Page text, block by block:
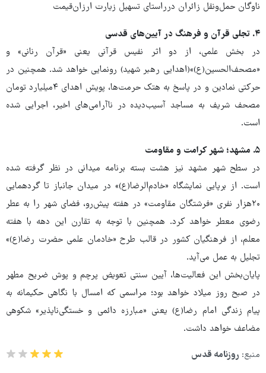
ناوگان حمل‌ونقل زائران درراستای تسهیل زیارت ارزان‌قیمت
۴. تجلی قرآن و فرهنگ در آیین‌های قدسی
در بخش علمی، از دو اثر نفیس قرآنی یعنی «قرآن رنانی» و
«مصحف‌الحسین(ع)»(اهدایی رهبر شهید) رونمایی خواهد شد. همچنین در
حرکتی نمادین و در پاسخ به هتک حرمت‌ها، پویش اهدای ۴میلیارد تومان
مصحف شریف به مساجد آسیب‌دیده در ناآرامی‌های اخیر، اجرایی شده
است.
۵. مشهد؛ شهر کرامت و مقاومت
در سطح شهر مشهد نیز هشت بسته برنامه‌ میدانی در نظر گرفته شده
است. از برپایی نمایشگاه «خادم‌الرضا(ع)» در میدان جانباز تا گردهمایی
۲۰هزار نفری «فرشتگان مقاومت» در هفته پیش‌رو، فضای شهر را به عطر
رضوی معطر خواهد کرد. همچنین با توجه به تقارن این دهه با هفته
معلم، از فرهنگیان کشور در قالب طرح «خادمان علمی حضرت رضا(ع)»
تجلیل به عمل می‌آید.
پایان‌بخش این فعالیت‌ها، آیین سنتی تعویض پرچم و پوش ضریح مطهر
در صبح روز میلاد خواهد بود؛ مراسمی که امسال با نگاهی حکیمانه به
پیام زندگی امام رضا(ع) یعنی «مبارزه دائمی و خستگی‌ناپذیر» شکوهی
مضاعف خواهد داشت.
منبع: روزنامه قدس